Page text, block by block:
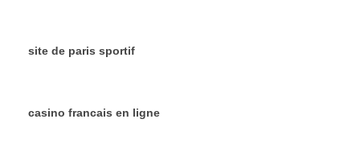
site de paris sportif
casino francais en ligne